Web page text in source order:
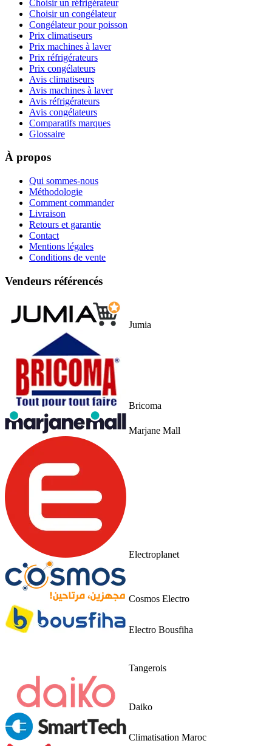
Choisir un réfrigérateur
Choisir un congélateur
Congélateur pour poisson
Prix climatiseurs
Prix machines à laver
Prix réfrigérateurs
Prix congélateurs
Avis climatiseurs
Avis machines à laver
Avis réfrigérateurs
Avis congélateurs
Comparatifs marques
Glossaire
À propos
Qui sommes-nous
Méthodologie
Comment commander
Livraison
Retours et garantie
Contact
Mentions légales
Conditions de vente
Vendeurs référencés
Jumia
Bricoma
Marjane Mall
Electroplanet
Cosmos Electro
Electro Bousfiha
Tangerois
Daiko
Climatisation Maroc